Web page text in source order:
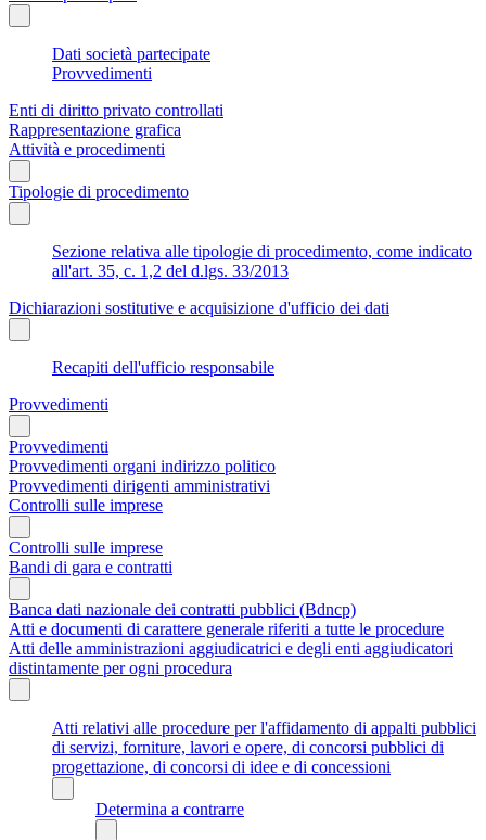
Dati società partecipate
Provvedimenti
Enti di diritto privato controllati
Rappresentazione grafica
Attività e procedimenti
Tipologie di procedimento
Sezione relativa alle tipologie di procedimento, come indicato
all'art. 35, c. 1,2 del d.lgs. 33/2013
Dichiarazioni sostitutive e acquisizione d'ufficio dei dati
Recapiti dell'ufficio responsabile
Provvedimenti
Provvedimenti
Provvedimenti organi indirizzo politico
Provvedimenti dirigenti amministrativi
Controlli sulle imprese
Controlli sulle imprese
Bandi di gara e contratti
Banca dati nazionale dei contratti pubblici (Bdncp)
Atti e documenti di carattere generale riferiti a tutte le procedure
Atti delle amministrazioni aggiudicatrici e degli enti aggiudicatori
distintamente per ogni procedura
Atti relativi alle procedure per l'affidamento di appalti pubblici
di servizi, forniture, lavori e opere, di concorsi pubblici di
progettazione, di concorsi di idee e di concessioni
Determina a contrarre